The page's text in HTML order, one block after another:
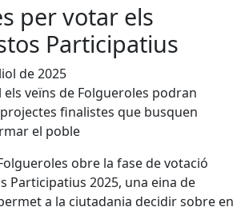
per votar els
Participatius
de 2025
els veïns de Folgueroles podran
finalistes que busquen
el poble
obre la fase de votació
Participatius 2025, una eina de
a la ciutadania decidir sobre en